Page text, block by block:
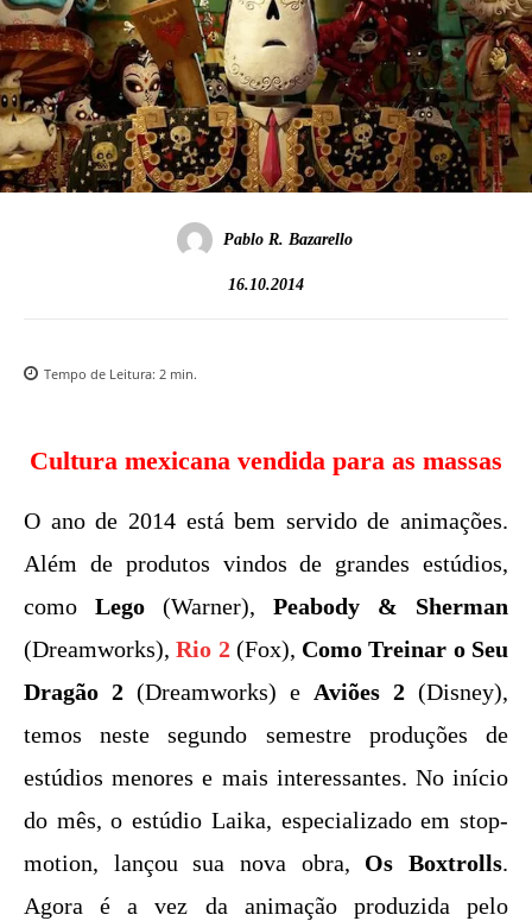
Pablo R. Bazarello
16.10.2014
Tempo de Leitura: 2 min.
Cultura mexicana vendida para as massas
O ano de 2014 está bem servido de animações.
Além de produtos vindos de grandes estúdios,
como Lego (Warner), Peabody & Sherman
(Dreamworks),Rio 2(Fox), Como Treinar o Seu
Dragão 2 (Dreamworks) e Aviões 2 (Disney),
temos neste segundo semestre produções de
estúdios menores e mais interessantes. No início
do mês, o estúdio Laika, especializado em stop-
motion, lançou sua nova obra, Os Boxtrolls.
Agora é a vez da animação produzida pelo